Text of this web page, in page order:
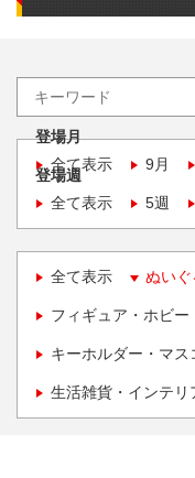
登場月
全て表示
9月
登場週
全て表示
5週
全て表示 ぬいぐ
フィギュア・ホビー
キーホルダー・マ
生活雑貨・インテリ